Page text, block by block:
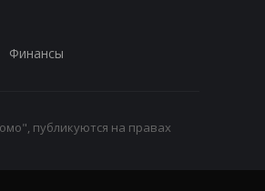
Финансы
публикуются на правах